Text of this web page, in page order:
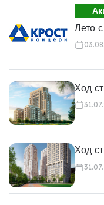
Лето
Ход
Ход